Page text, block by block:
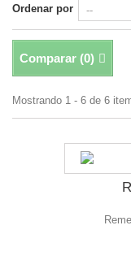
Ordenar por
Comparar (0)
Mostrando 1 - 6 de 6